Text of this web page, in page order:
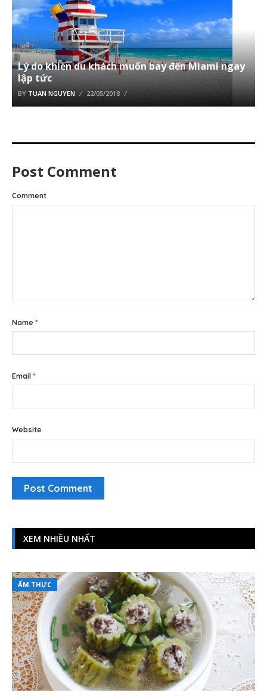
Lý do khiến du khách muốn bay đến Miami ngay
lập tức
BY TUAN NGUYEN 22/05/2018
Post Comment
Comment
Name *
Email *
Website
XEM NHIỀU NHẤT
ẨM THỰC